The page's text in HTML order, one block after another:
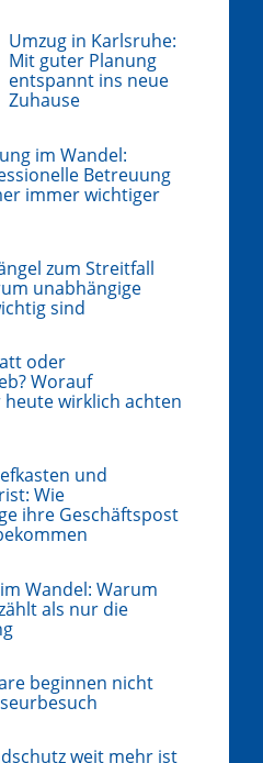
Umzug in Karlsruhe:
Mit guter Planung
entspannt ins neue
Zuhause
im Wandel:
Betreuung
immer wichtiger
zum Streitfall
unabhängige
sind
oder
Worauf
wirklich achten
und
Wie
ihre Geschäftspost
Wandel: Warum
als nur die
beginnen nicht
weit mehr ist